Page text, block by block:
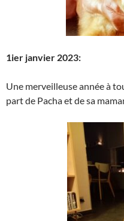
1ier janvier 2023:
Une merveilleuse année à
part de Pacha et de sa